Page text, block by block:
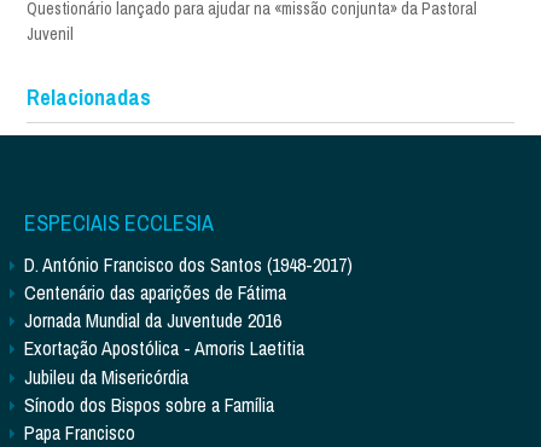
Questionário lançado para ajudar na «missão conjunta» da Pastoral
Juvenil
Relacionadas
ESPECIAIS ECCLESIA
D. António Francisco dos Santos (1948-2017)
Centenário das aparições de Fátima
Jornada Mundial da Juventude 2016
Exortação Apostólica - Amoris Laetitia
Jubileu da Misericórdia
Sínodo dos Bispos sobre a Família
Papa Francisco